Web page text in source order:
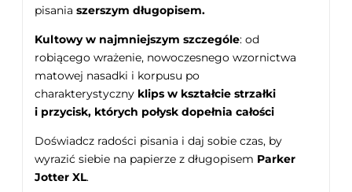
pisania szerszym długopisem.
Kultowy w najmniejszym szczególe: od
robiącego wrażenie, nowoczesnego wzornictwa
matowej nasadki i korpusu po
charakterystyczny klips w kształcie strzałki
i przycisk, których połysk dopełnia całości
Doświadcz radości pisania i daj sobie czas, by
wyrazić siebie na papierze z długopisem Parker
Jotter XL.